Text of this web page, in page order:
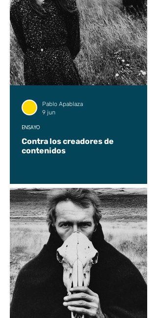
Contra los creadores de
contenidos
ENSAYO
Pablo Apablaza
9 jun